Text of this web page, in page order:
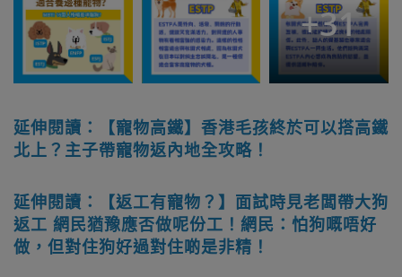
+31
延伸閱讀：【寵物高鐵】香港毛孩終於可以搭高鐵
北上？主子帶寵物返內地全攻略！
延伸閱讀：【返工有寵物？】面試時見老闆帶大狗
返工 網民猶豫應否做呢份工！網民：怕狗嘅唔好
做，但對住狗好過對住啲是非精！